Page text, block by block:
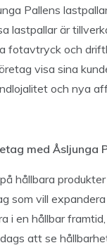
Pallens
lastpallar är
fotavtryck och
visa sina
och nya
med Åsljunga
hållbara
som vill
i en hållbar
att se